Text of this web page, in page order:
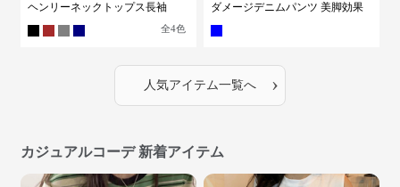
ヘンリーネックトップス長袖
全4色
ダメージデニムパンツ 美脚効果
人気アイテム一覧へ ›
カジュアルコーデ 新着アイテム